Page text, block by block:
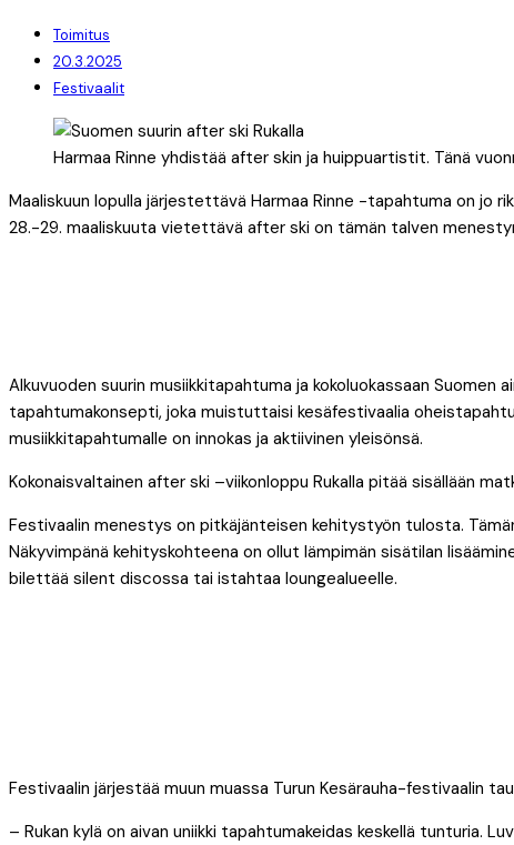
Toimitus
20.3.2025
Festivaalit
Harmaa Rinne yhdistää after skin ja huippuartistit. Tänä
Maaliskuun lopulla järjestettävä Harmaa Rinne -tapahtuma on jo
28.-29. maaliskuuta vietettävä after ski on tämän talven
Alkuvuoden suurin musiikkitapahtuma ja kokoluokassaan
tapahtumakonsepti, joka muistuttaisi kesäfestivaalia
musiikkitapahtumalle on innokas ja aktiivinen yleisönsä.
Kokonaisvaltainen after ski –viikonloppu Rukalla pitää sisällään
Festivaalin menestys on pitkäjänteisen kehitystyön tulosta.
Näkyvimpänä kehityskohteena on ollut lämpimän sisätilan
bilettää silent discossa tai istahtaa loungealueelle.
Festivaalin järjestää muun muassa Turun Kesärauha-festivaalin
– Rukan kylä on aivan uniikki tapahtumakeidas keskellä tunturia.